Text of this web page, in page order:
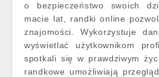
o bezpieczeństwo swoich
macie lat, randki online
znajomości. Wykorzystuje
wyświetlać użytkownikom
spotkali się w prawdziwym
randkowe umożliwiają